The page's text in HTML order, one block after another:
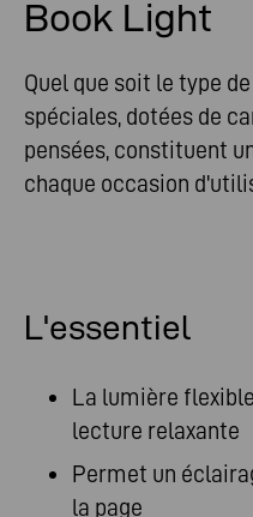
Book Light
Quel que soit le type
spéciales, dotées de
pensées, constituent
chaque occasion
L'essentiel
La lumière
lecture relaxante
Permet un
la page